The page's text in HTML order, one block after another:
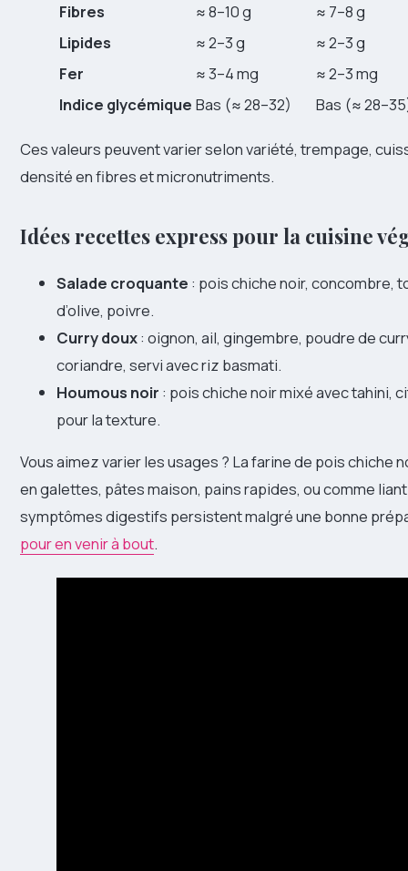
Fibres
≈ 8–10 g
≈ 7–8 g
Lipides
≈ 2–3 g
≈ 2–3 g
Fer
≈ 3–4 mg
≈ 2–3 mg
Indice glycémique Bas (≈ 28–32) Bas (≈
Ces valeurs peuvent varier selon variété, trempage,
densité en fibres et micronutriments.
Idées recettes express pour la cuisine
Salade croquante : pois chiche noir, concombre,
d’olive, poivre.
Curry doux: oignon, ail, gingembre, poudre de
coriandre, servi avec riz basmati.
Houmous noir : pois chiche noir mixé avec tahini,
pour la texture.
Vous aimez varier les usages ? La farine de pois chiche
en galettes, pâtes maison, pains rapides, ou comme
symptômes digestifs persistent malgré une bonne
pour en venir à bout.